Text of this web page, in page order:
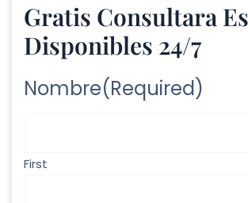
Gratis Consultara
Disponibles 24/7
Nombre(Required)
First